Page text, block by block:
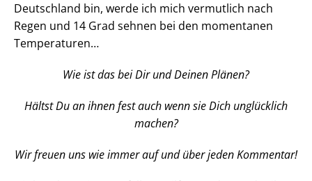
Deutschland bin, werde ich mich vermutlich nach
Regen und 14 Grad sehnen bei den momentanen
Temperaturen…
Wie ist das bei Dir und Deinen Plänen?
Hältst Du an ihnen fest auch wenn sie Dich unglücklich
machen?
Wir freuen uns wie immer auf und über jeden Kommentar!